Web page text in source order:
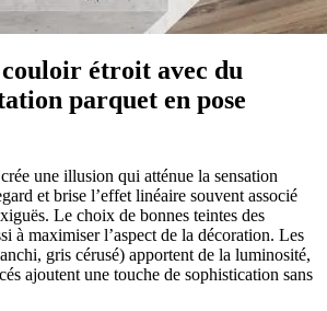
étroit avec du
parquet en pose
une illusion qui atténue la sensation
et brise l’effet linéaire souvent associé
Le choix de bonnes teintes des
à maximiser l’aspect de la décoration. Les
gris cérusé) apportent de la luminosité,
ajoutent une touche de sophistication sans